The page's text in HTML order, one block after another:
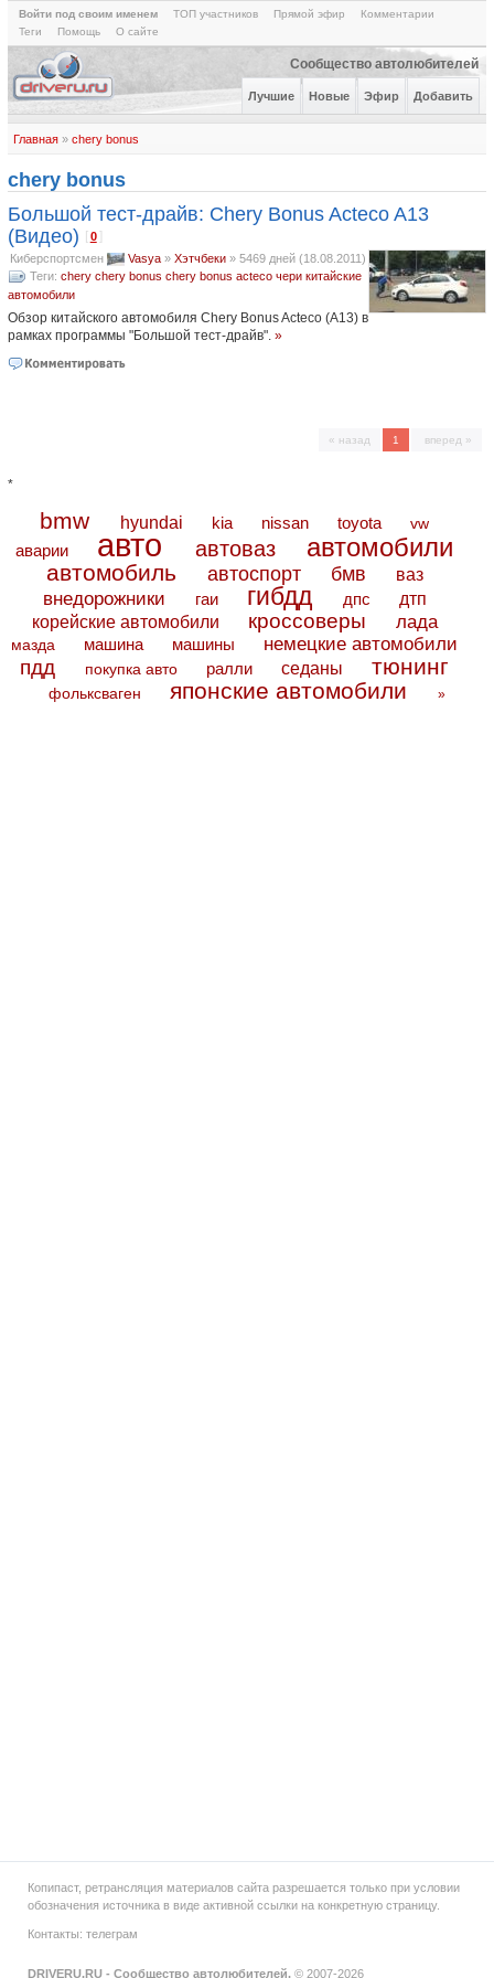
Войти под своим именем ТОП участников Прямой эфир
Комментарии
Теги
Помощь О сайте
Сообщество автолюбителей
Лучшие Новые Эфир Добавить
Главная» chery bonus
chery bonus
Большой тест-драйв: Chery Bonus Acteco A13
(Видео) [0
Киберспортсмен Vasya» Хэтчбеки» 5469 дней (18.08.2011)
Теги: chery chery bonus chery bonus acteco чери китайские
автомобили
Обзор китайского автомобиля Chery Bonus Acteco (A13) в
рамках программы "Большой тест-драйв". »
« назад 1 вперед »
*
bmw hyundai kia nissan toyota vw
аварии авто автоваз автомобили
автомобиль автоспорт бмв ваз
внедорожники гаи гибдд дпс дтп
корейские автомобили кроссоверы лада
мазда машина машины немецкие автомобили
пдд покупка авто ралли седаны тюнинг
фольксваген японские автомобили »
Копипаст, ретрансляция материалов сайта разрешается только при условии
обозначения источника в виде активной ссылки на конкретную страницу.
Контакты: телеграм
DRIVERU.RU - Сообщество автолюбителей. © 2007-2026